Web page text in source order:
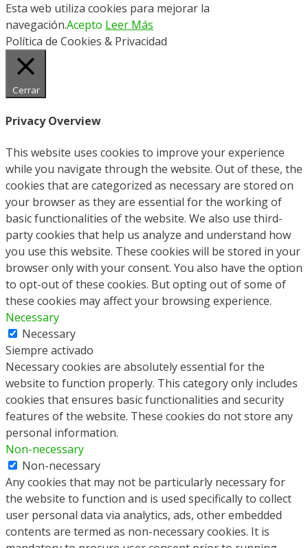
Esta web utiliza cookies para mejorar la
navegación.Acepto Leer Más
Política de Cookies & Privacidad
Cerrar
Privacy Overview
This website uses cookies to improve your experience
while you navigate through the website. Out of these, the
cookies that are categorized as necessary are stored on
your browser as they are essential for the working of
basic functionalities of the website. We also use third-
party cookies that help us analyze and understand how
you use this website. These cookies will be stored in your
browser only with your consent. You also have the option
to opt-out of these cookies. But opting out of some of
these cookies may affect your browsing experience.
Necessary
Necessary
Siempre activado
Necessary cookies are absolutely essential for the
website to function properly. This category only includes
cookies that ensures basic functionalities and security
features of the website. These cookies do not store any
personal information.
Non-necessary
Non-necessary
Any cookies that may not be particularly necessary for
the website to function and is used specifically to collect
user personal data via analytics, ads, other embedded
contents are termed as non-necessary cookies. It is